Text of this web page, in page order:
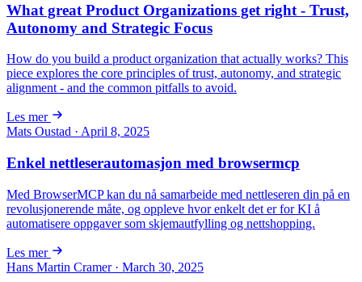
What great Product Organizations get right - Trust,
Autonomy and Strategic Focus
How do you build a product organization that actually works? This
piece explores the core principles of trust, autonomy, and strategic
alignment - and the common pitfalls to avoid.
Les mer
Mats Oustad · April 8, 2025
Enkel nettleserautomasjon med browsermcp
Med BrowserMCP kan du nå samarbeide med nettleseren din på en
revolusjonerende måte, og oppleve hvor enkelt det er for KI å
automatisere oppgaver som skjemautfylling og nettshopping.
Les mer
Hans Martin Cramer · March 30, 2025